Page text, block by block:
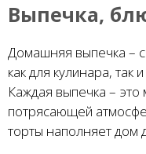
Выпечка,
Домашняя выпечка –
как для кулинара, так
Каждая выпечка –
потрясающей
торты наполняет дом